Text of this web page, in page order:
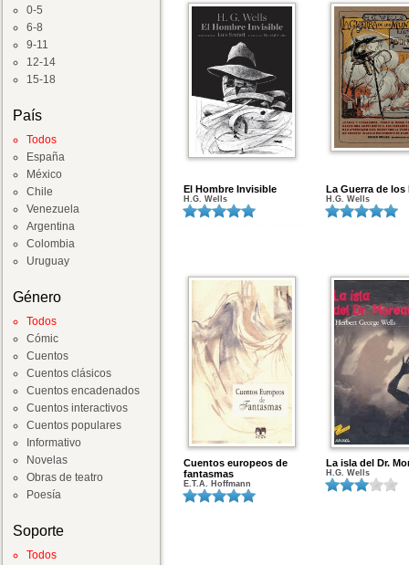
0-5
6-8
9-11
12-14
15-18
País
Todos
España
México
Chile
Venezuela
Argentina
Colombia
Uruguay
Género
Todos
Cómic
Cuentos
Cuentos clásicos
Cuentos encadenados
Cuentos interactivos
Cuentos populares
Informativo
Novelas
Obras de teatro
Poesía
Soporte
Todos
El Hombre Invisible
H.G. Wells
La Guerra de los
H.G. Wells
Cuentos europeos de
fantasmas
E.T.A. Hoffmann
La isla del Dr.
H.G. Wells